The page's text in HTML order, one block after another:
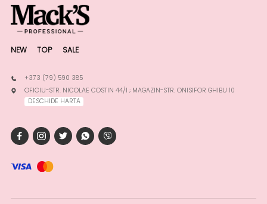
NEW TOP SALE
+373 (79) 590 385
OFICIU-STR. NICOLAE COSTIN 44/1 ; MAGAZIN-STR. ONISIFOR GHIBU 10
DESCHIDE HARTA